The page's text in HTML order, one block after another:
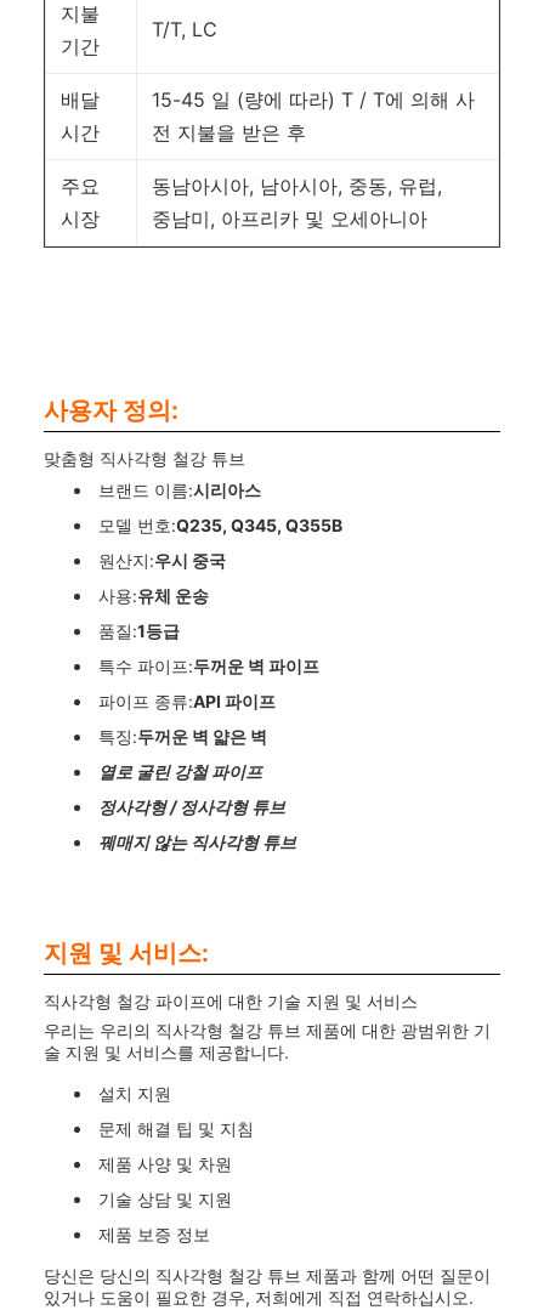
지불
기간
T/T, LC
배달
시간
15-45 일 (량에 따라) T / T에 의해 사
전 지불을 받은 후
주요
시장
동남아시아, 남아시아, 중동, 유럽,
중남미, 아프리카 및 오세아니아
사용자 정의:
맞춤형 직사각형 철강 튜브
브랜드 이름:시리아스
모델 번호:Q235, Q345, Q355B
원산지:우시 중국
사용:유체 운송
품질:1등급
특수 파이프:두꺼운 벽 파이프
파이프 종류:API 파이프
특징:두꺼운 벽 얇은 벽
열로 굴린 강철 파이프
정사각형 / 정사각형 튜브
꿰매지 않는 직사각형 튜브
지원 및 서비스:
직사각형 철강 파이프에 대한 기술 지원 및 서비스
우리는 우리의 직사각형 철강 튜브 제품에 대한 광범위한 기
술 지원 및 서비스를 제공합니다.
설치 지원
문제 해결 팁 및 지침
제품 사양 및 차원
기술 상담 및 지원
제품 보증 정보
당신은 당신의 직사각형 철강 튜브 제품과 함께 어떤 질문이
있거나 도움이 필요한 경우, 저희에게 직접 연락하십시오.